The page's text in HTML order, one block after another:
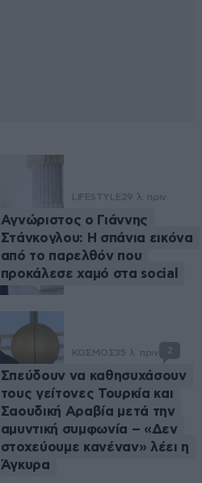
LIFESTYLE29 λ. πριν
Αγνώριστος ο Γιάννης
Στάνκογλου: Η σπάνια εικόνα
από το παρελθόν που
προκάλεσε χαμό στα social
ΚΟΣΜΟΣ35 λ. πριν 2
Σπεύδουν να καθησυχάσουν
τους γείτονες Τουρκία και
Σαουδική Αραβία μετά την
αμυντική συμφωνία – «Δεν
στοχεύουμε κανέναν» λέει η
Άγκυρα